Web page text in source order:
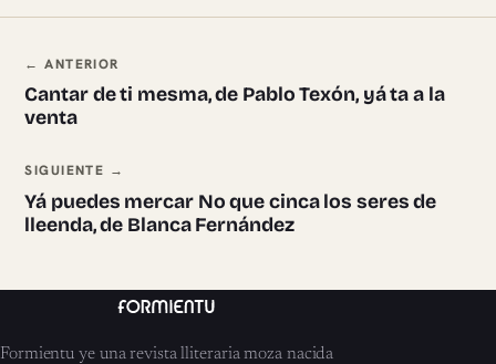
Navegación ente pieces
← ANTERIOR
Cantar de ti mesma, de Pablo Texón, yá ta a la
venta
SIGUIENTE →
Yá puedes mercar No que cinca los seres de
lleenda, de Blanca Fernández
Formientu ye una revista lliteraria moza nacida